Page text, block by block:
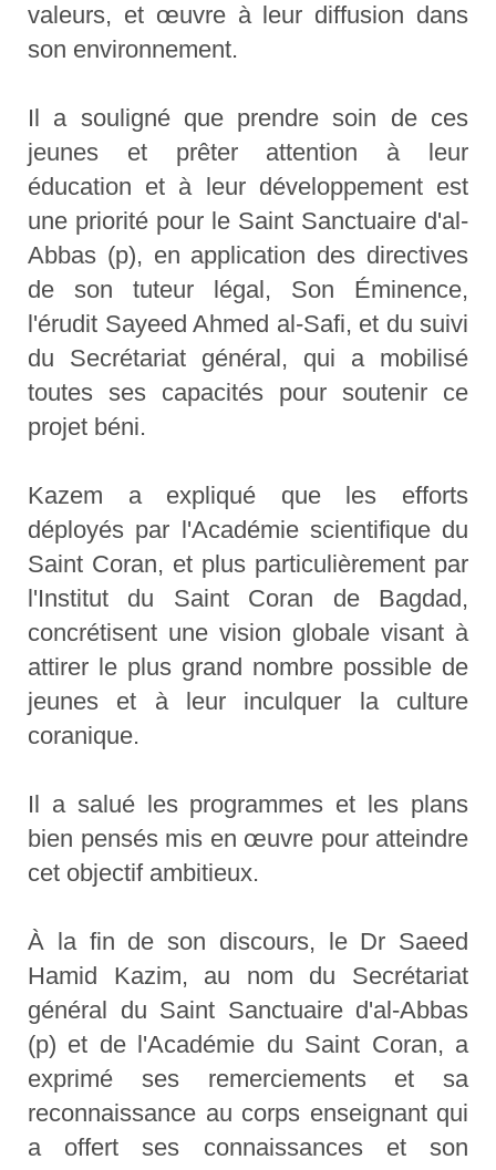
valeurs, et œuvre à leur diffusion dans
son environnement.
Il a souligné que prendre soin de ces
jeunes et prêter attention à leur
éducation et à leur développement est
une priorité pour le Saint Sanctuaire d'al-
Abbas (p), en application des directives
de son tuteur légal, Son Éminence,
l'érudit Sayeed Ahmed al-Safi, et du suivi
du Secrétariat général, qui a mobilisé
toutes ses capacités pour soutenir ce
projet béni.
Kazem a expliqué que les efforts
déployés par l'Académie scientifique du
Saint Coran, et plus particulièrement par
l'Institut du Saint Coran de Bagdad,
concrétisent une vision globale visant à
attirer le plus grand nombre possible de
jeunes et à leur inculquer la culture
coranique.
Il a salué les programmes et les plans
bien pensés mis en œuvre pour atteindre
cet objectif ambitieux.
À la fin de son discours, le Dr Saeed
Hamid Kazim, au nom du Secrétariat
général du Saint Sanctuaire d'al-Abbas
(p) et de l'Académie du Saint Coran, a
exprimé ses remerciements et sa
reconnaissance au corps enseignant qui
a offert ses connaissances et son